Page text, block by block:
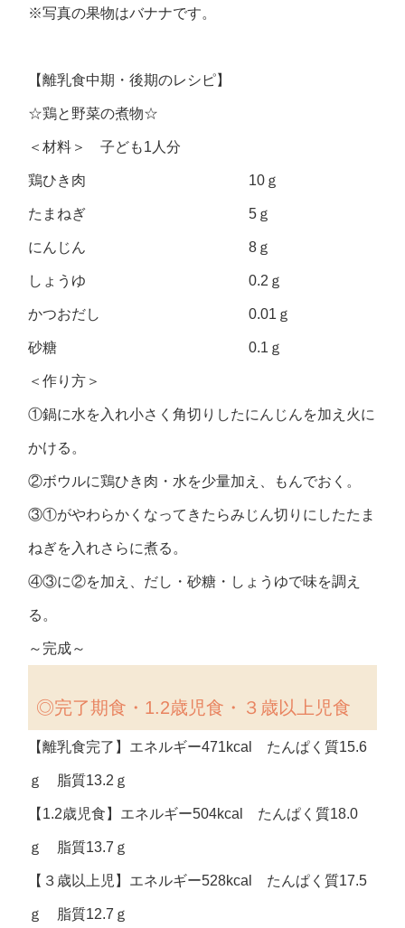
※写真の果物はバナナです。
【離乳食中期・後期のレシピ】
☆鶏と野菜の煮物☆
＜材料＞ 子ども1人分
鶏ひき肉 10ｇ
たまねぎ 5ｇ
にんじん 8ｇ
しょうゆ 0.2ｇ
かつおだし 0.01ｇ
砂糖 0.1ｇ
＜作り方＞
①鍋に水を入れ小さく角切りしたにんじんを加え火に
かける。
②ボウルに鶏ひき肉・水を少量加え、もんでおく。
③①がやわらかくなってきたらみじん切りにしたたま
ねぎを入れさらに煮る。
④③に②を加え、だし・砂糖・しょうゆで味を調え
る。
～完成～
◎完了期食・1.2歳児食・３歳以上児食
【離乳食完了】エネルギー471kcal たんぱく質15.6
ｇ 脂質13.2ｇ
【1.2歳児食】エネルギー504kcal たんぱく質18.0
ｇ 脂質13.7ｇ
【３歳以上児】エネルギー528kcal たんぱく質17.5
ｇ 脂質12.7ｇ